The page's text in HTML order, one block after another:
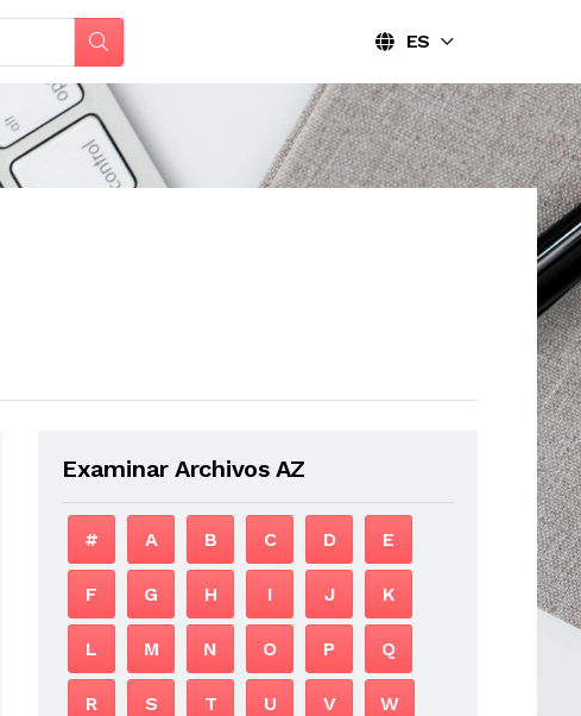
ES
Examinar Archivos AZ
# A B C D E
F G H I J K
L M N O P Q
R S T U V W